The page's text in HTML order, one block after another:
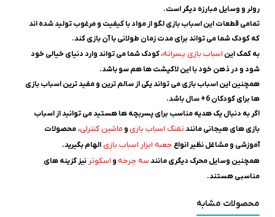
رولر و وسایل مبارزه دیگر است.
تمامی قطعات این اسباب بازی لگو از مواد با کیفیت و مرغوب تولید شده اند
که کودک شما می تواند برای مدت زمان طولانی با آن بازی کند.
به کمک این اسباب بازی پسرانه، کودک شما می تواند وارد دنیای خیالی خود
شود و در ذهن خود با این لاکپشت ها هم سو باشد.
همچنین این اسباب بازی می تواند یکی از سالم ترین و مفید ترین اسباب بازی
ها برای کودکان 6+ سال باشد.
اگر به دنبال یک هدیه مناسب برای پسربچه ها هستید می توانید از اسباب
بازی های هیجانی مانندتفنگ اسباب بازی و ماشین کنترلی، محصولات
آموزشی و مشاغل نظیر انواع جعبه ابزار اسباب بازی الهام بگیرید.
همچنین وسایل محرک دیگری مانندسه چرخه و اسکوتر نیز گزینه های
مناسبی هستند.
محصولات مشابه